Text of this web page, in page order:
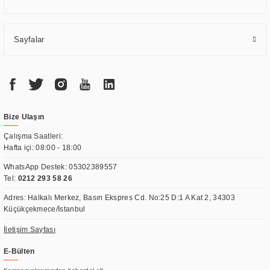
Sayfalar
Bize Ulaşın
Çalışma Saatleri:
Hafta içi: 08:00 - 18:00
WhatsApp Destek:05302389557
Tel: 0212 293 58 26
Adres: Halkalı Merkez, Basın Ekspres Cd. No:25 D:1 A Kat 2, 34303
Küçükçekmece/İstanbul
İletişim Sayfası
E-Bülten